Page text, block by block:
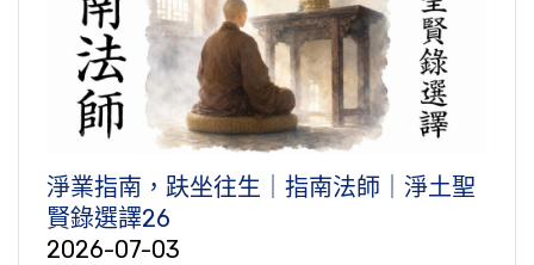
淨業指南，趺坐往生｜指南法師｜淨土聖
賢錄選譯26
2026-07-03